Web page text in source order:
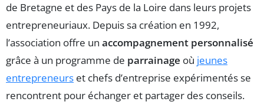
de Bretagne et des Pays de la Loire dans leurs projets
entrepreneuriaux. Depuis sa création en 1992,
l’association offre un accompagnement personnalisé
grâce à un programme de parrainage où jeunes
entrepreneurs et chefs d’entreprise expérimentés se
rencontrent pour échanger et partager des conseils.